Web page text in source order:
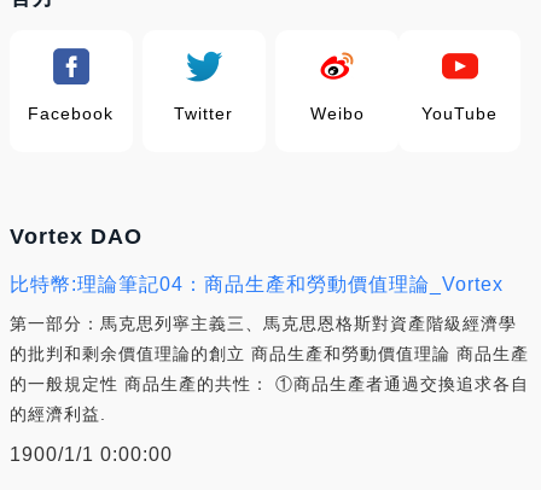
Facebook Twitter Weibo YouTube
Vortex DAO
比特幣:理論筆記04：商品生產和勞動價值理論_Vortex
第一部分：馬克思列寧主義三、馬克思恩格斯對資產階級經濟學
的批判和剩余價值理論的創立 商品生產和勞動價值理論 商品生產
的一般規定性 商品生產的共性： ①商品生產者通過交換追求各自
的經濟利益.
1900/1/1 0:00:00